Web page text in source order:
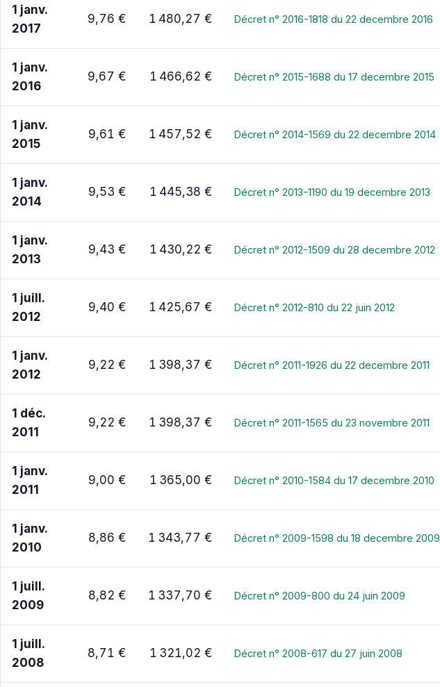
1 janv.
2017
9,76 € 1 480,27 € Décret n° 2016-1818 du 22 decembre 2016
1 janv.
2016
9,67 € 1 466,62 € Décret n° 2015-1688 du 17 decembre 2015
1 janv.
2015
9,61 € 1 457,52 € Décret n° 2014-1569 du 22 decembre 2014
1 janv.
2014
9,53 € 1 445,38 € Décret n° 2013-1190 du 19 decembre 2013
1 janv.
2013
9,43 € 1 430,22 € Décret n° 2012-1509 du 28 decembre 2012
1 juill.
2012
9,40 € 1 425,67 € Décret n° 2012-810 du 22 juin 2012
1 janv.
2012
9,22 € 1 398,37 € Décret n° 2011-1926 du 22 decembre 2011
1 déc.
2011
9,22 € 1 398,37 € Décret n° 2011-1565 du 23 novembre 2011
1 janv.
2011
9,00 € 1 365,00 € Décret n° 2010-1584 du 17 decembre 2010
1 janv.
2010
8,86 € 1 343,77 € Décret n° 2009-1598 du 18 decembre 2009
1 juill.
2009
8,82 € 1 337,70 € Décret n° 2009-800 du 24 juin 2009
1 juill.
2008
8,71 € 1 321,02 € Décret n° 2008-617 du 27 juin 2008